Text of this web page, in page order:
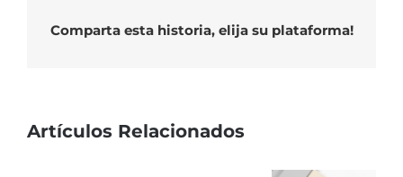
Comparta esta historia, elija su plataforma!
Artículos Relacionados